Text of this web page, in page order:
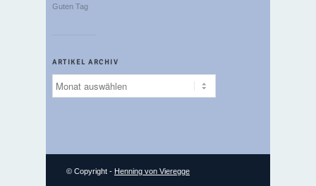
Guten Tag
ARTIKEL ARCHIV
Archiv
© Copyright - Henning von Vieregge